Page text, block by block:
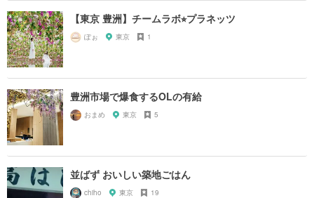
【東京 豊洲】チームラボ⭐︎プラネッツ
ぽぉ 東京 1
豊洲市場で爆食するOLの有給
おまめ 東京 5
並ばず おいしい築地ごはん
chiho 東京 19